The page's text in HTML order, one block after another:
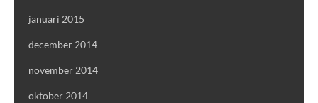
januari 2015
december 2014
november 2014
oktober 2014